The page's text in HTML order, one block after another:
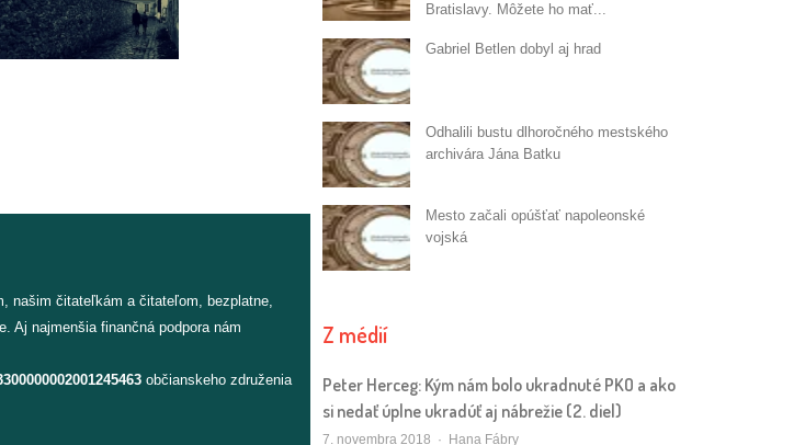
našim čitateľkám a čitateľom, bezplatne,
Aj najmenšia finančná podpora nám
občianskeho združenia
Bratislavy. Môžete ho mať...
Gabriel Betlen dobyl aj hrad
Odhalili bustu dlhoročného mestského
archivára Jána Batku
Mesto začali opúšťať napoleonské
vojská
Z médií
Peter Herceg: Kým nám bolo ukradnuté PKO a ako
si nedať úplne ukradúť aj nábrežie (2. diel)
7. novembra 2018 Autor/ka
Hana Fábry